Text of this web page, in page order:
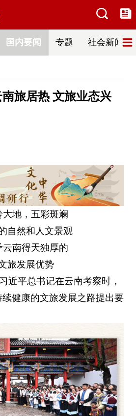
国内要闻 专题 社会新闻
旅居热 文旅业态兴
大地，五彩斑斓
自然和人文景观
云南得天独厚的
旅发展优势
近平总书记在云南考察时，
健康的文旅发展之路提出要